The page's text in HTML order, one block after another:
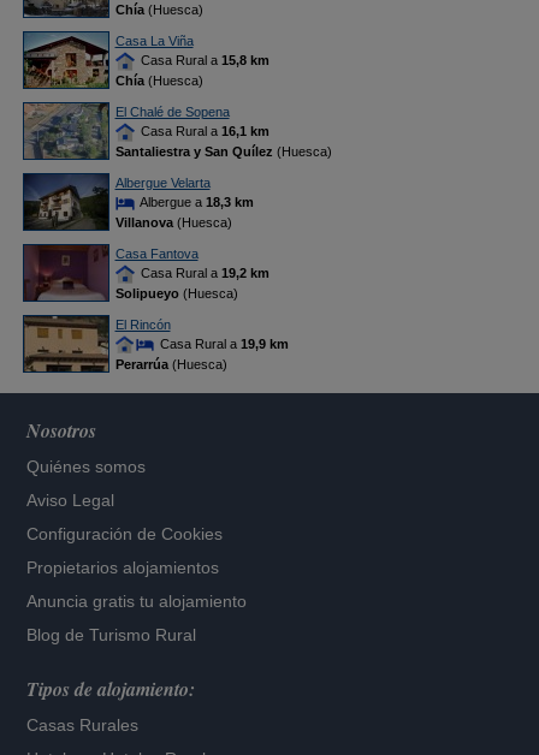
Chía(Huesca)
Casa La Viña
Casa Rural a 15,8 km
Chía(Huesca)
El Chalé de Sopena
Casa Rural a 16,1 km
Santaliestra y San Quílez (Huesca)
Albergue Velarta
Albergue a 18,3 km
Villanova(Huesca)
Casa Fantova
Casa Rural a 19,2 km
Solipueyo(Huesca)
El Rincón
Casa Rural a 19,9 km
Perarrúa(Huesca)
Nosotros
Quiénes somos
Aviso Legal
Configuración de Cookies
Propietarios alojamientos
Anuncia gratis tu alojamiento
Blog de Turismo Rural
Tipos de alojamiento:
Casas Rurales